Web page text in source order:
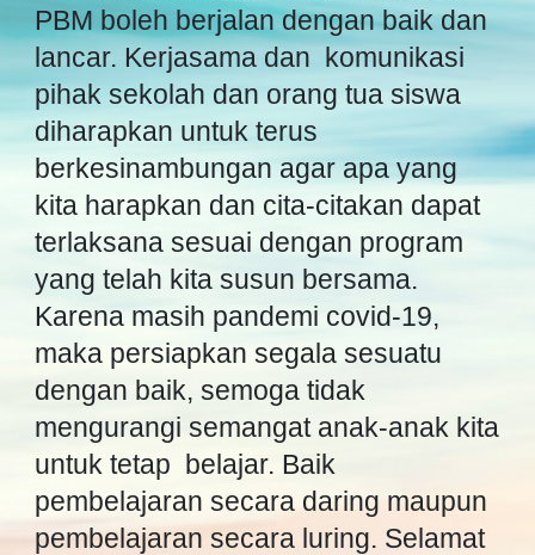
PBM boleh berjalan dengan baik dan
lancar. Kerjasama dan komunikasi
pihak sekolah dan orang tua siswa
diharapkan untuk terus
berkesinambungan agar apa yang
kita harapkan dan cita-citakan dapat
terlaksana sesuai dengan program
yang telah kita susun bersama.
Karena masih pandemi covid-19,
maka persiapkan segala sesuatu
dengan baik, semoga tidak
mengurangi semangat anak-anak kita
untuk tetap belajar. Baik
pembelajaran secara daring maupun
pembelajaran secara luring. Selamat